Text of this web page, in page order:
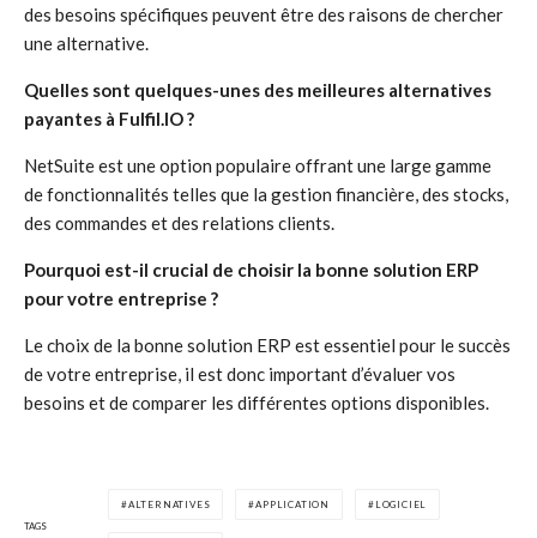
des besoins spécifiques peuvent être des raisons de chercher
une alternative.
Quelles sont quelques-unes des meilleures alternatives
payantes à Fulfil.IO ?
NetSuite est une option populaire offrant une large gamme
de fonctionnalités telles que la gestion financière, des stocks,
des commandes et des relations clients.
Pourquoi est-il crucial de choisir la bonne solution ERP
pour votre entreprise ?
Le choix de la bonne solution ERP est essentiel pour le succès
de votre entreprise, il est donc important d’évaluer vos
besoins et de comparer les différentes options disponibles.
TAGS
ALTERNATIVES APPLICATION LOGICIEL